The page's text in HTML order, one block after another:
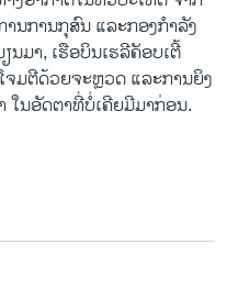
ນການກຸສົນ ແລະກອງກໍາລັງ
ມາ, ເຮືອບິນເຮລີຄັອບເຕີ້
ມ​ຕີດ້ວຍຈະຫຼວດ ແລະການຍິງ
ໃນ​ອັດ​ຕາທີ່ບໍ່ເຄີຍມີມາກ່ອນ.